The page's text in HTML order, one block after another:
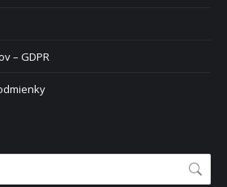
– GDPR